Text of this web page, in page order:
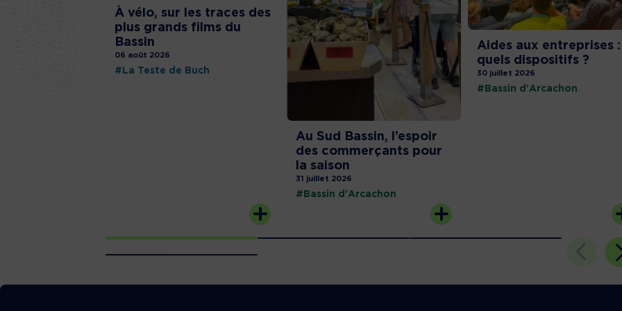
À vélo, sur les traces des
plus grands films du
Bassin
06 août 2026
#La Teste de Buch
Au Sud Bassin, l’espoir
des commerçants pour
la saison
31 juillet 2026
#Bassin d'Arcachon
Aides aux entreprises :
quels dispositifs ?
30 juillet 2026
#Bassin d'Arcachon